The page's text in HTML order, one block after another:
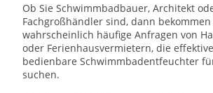
Ob Sie Schwimmbadbauer, Architekt
Fachgroßhändler sind, dann bekommen
wahrscheinlich häufige Anfragen von
oder Ferienhausvermietern, die
bedienbare Schwimmbadentfeuchter
suchen.